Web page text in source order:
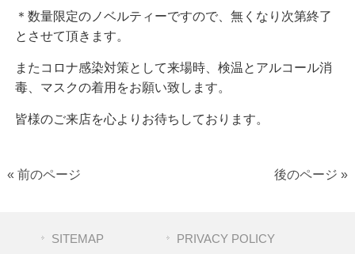
＊数量限定のノベルティーですので、無くなり次第終了
とさせて頂きます。
またコロナ感染対策として来場時、検温とアルコール消
毒、マスクの着用をお願い致します。
皆様のご来店を心よりお待ちしております。
« 前のページ 後のページ »
SITEMAP PRIVACY POLICY